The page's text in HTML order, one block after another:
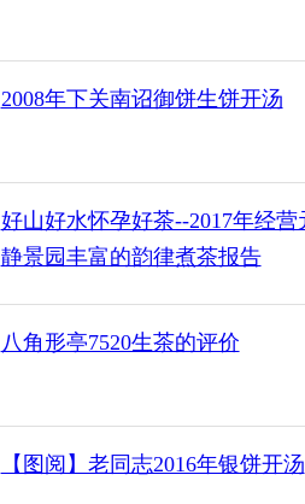
2008年下关南诏御饼生饼开汤
好山好水怀孕好茶--2017年经营
静景园丰富的韵律煮茶报告
八角形亭7520生茶的评价
【图阅】老同志2016年银饼开汤